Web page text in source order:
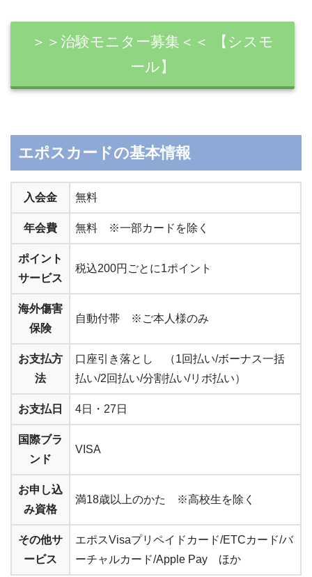
＞＞治験モニター募集＜＜ 【シスモ
ール】
エポスカードの基本情報
入会金 無料
年会費 無料 ※一部カードを除く
ポイント
サービス
税込200円ごとに1ポイント
海外傷害
保険
自動付帯 ※ご本人様のみ
お支払方
法
口座引き落とし （1回払い/ボーナス一括
払い/2回払い/分割払い/リボ払い）
お支払日 4日・27日
国際ブラ
ンド
VISA
お申し込
み資格
満18歳以上のかた ※高校生を除く
その他サ
ービス
エポスVisaプリペイドカード/ETCカード/バ
ーチャルカード/Apple Pay ほか